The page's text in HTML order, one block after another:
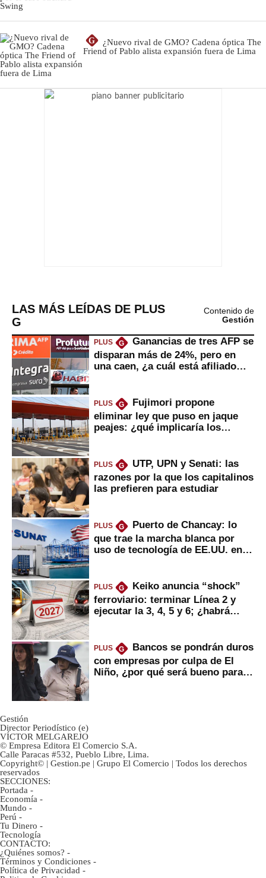
G
¿Nuevo rival de GMO? Cadena óptica The
Friend of Pablo alista expansión fuera de Lima
LAS MÁS LEÍDAS DE PLUS
G
Contenido de
Gestión
PLUS G
Ganancias de tres AFP se
disparan más de 24%, pero en
una caen, ¿a cuál está afiliado
PLUS G
Fujimori propone
eliminar ley que puso en jaque
peajes: ¿qué implicaría los
PLUS G
UTP, UPN y Senati: las
razones por la que los capitalinos
las prefieren para estudiar
PLUS G
Puerto de Chancay: lo
que trae la marcha blanca por
uso de tecnología de EE.UU. en
PLUS G
Keiko anuncia “shock”
ferroviario: terminar Línea 2 y
ejecutar la 3, 4, 5 y 6; ¿habrá
PLUS G
Bancos se pondrán duros
con empresas por culpa de El
Niño, ¿por qué será bueno para
Gestión
Director Periodístico (e)
VÍCTOR MELGAREJO
© Empresa Editora El Comercio S.A.
Calle Paracas #532, Pueblo Libre, Lima.
Copyright© | Gestion.pe | Grupo El Comercio | Todos los derechos
reservados
SECCIONES:
Portada -
Economía -
Mundo -
Perú -
Tu Dinero -
Tecnología
CONTACTO:
¿Quiénes somos? -
Términos y Condiciones -
Política de Privacidad -